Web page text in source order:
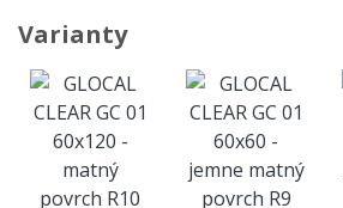
Varianty